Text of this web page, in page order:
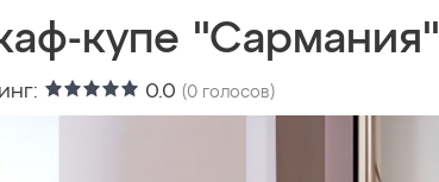
купе "Сармания"
0.0 (0 голосов)